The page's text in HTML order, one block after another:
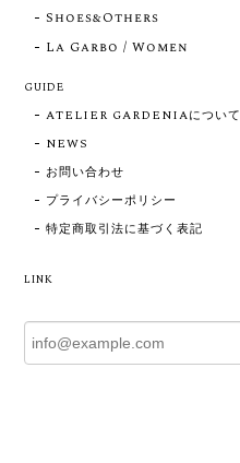
Shoes&Others
La Garbo / Women
GUIDE
ATELIER GARDENIAについて
NEWS
お問い合わせ
プライバシーポリシー
特定商取引法に基づく表記
LINK